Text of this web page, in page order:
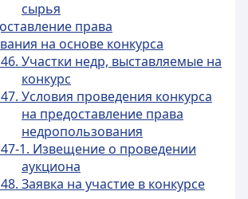
сырья
права
на основе конкурса
Участки недр, выставляемые на
конкурс
Условия проведения конкурса
на предоставление права
недропользования
47-1. Извещение о проведении
аукциона
Заявка на участие в конкурсе